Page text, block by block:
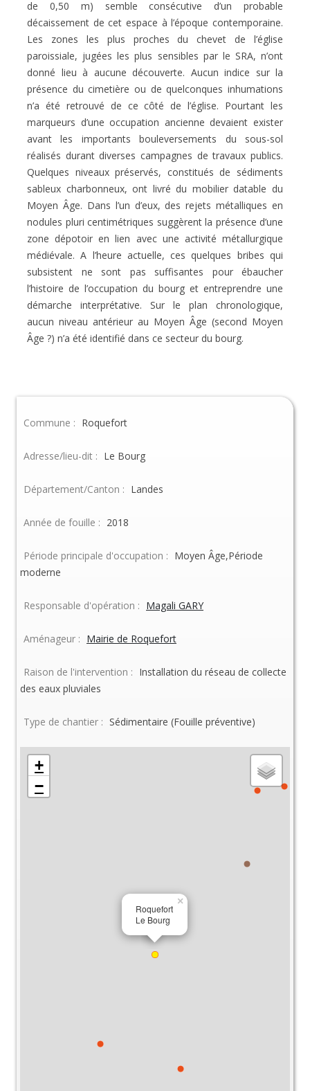
de 0,50 m) semble consécutive d’un probable
décaissement de cet espace à l’époque contemporaine.
Les zones les plus proches du chevet de l’église
paroissiale, jugées les plus sensibles par le SRA, n’ont
donné lieu à aucune découverte. Aucun indice sur la
présence du cimetière ou de quelconques inhumations
n’a été retrouvé de ce côté de l’église. Pourtant les
marqueurs d’une occupation ancienne devaient exister
avant les importants bouleversements du sous-sol
réalisés durant diverses campagnes de travaux publics.
Quelques niveaux préservés, constitués de sédiments
sableux charbonneux, ont livré du mobilier datable du
Moyen Âge. Dans l’un d’eux, des rejets métalliques en
nodules pluri centimétriques suggèrent la présence d’une
zone dépotoir en lien avec une activité métallurgique
médiévale. A l’heure actuelle, ces quelques bribes qui
subsistent ne sont pas suffisantes pour ébaucher
l’histoire de l’occupation du bourg et entreprendre une
démarche interprétative. Sur le plan chronologique,
aucun niveau antérieur au Moyen Âge (second Moyen
Âge ?) n’a été identifié dans ce secteur du bourg.
Commune : Roquefort
Adresse/lieu-dit : Le Bourg
Département/Canton : Landes
Année de fouille : 2018
Période principale d'occupation : Moyen Âge,Période
moderne
Responsable d'opération : Magali GARY
Aménageur : Mairie de Roquefort
Raison de l'intervention : Installation du réseau de collecte
des eaux pluviales
Type de chantier : Sédimentaire (Fouille préventive)
Roquefort
Le Bourg
×
+
−